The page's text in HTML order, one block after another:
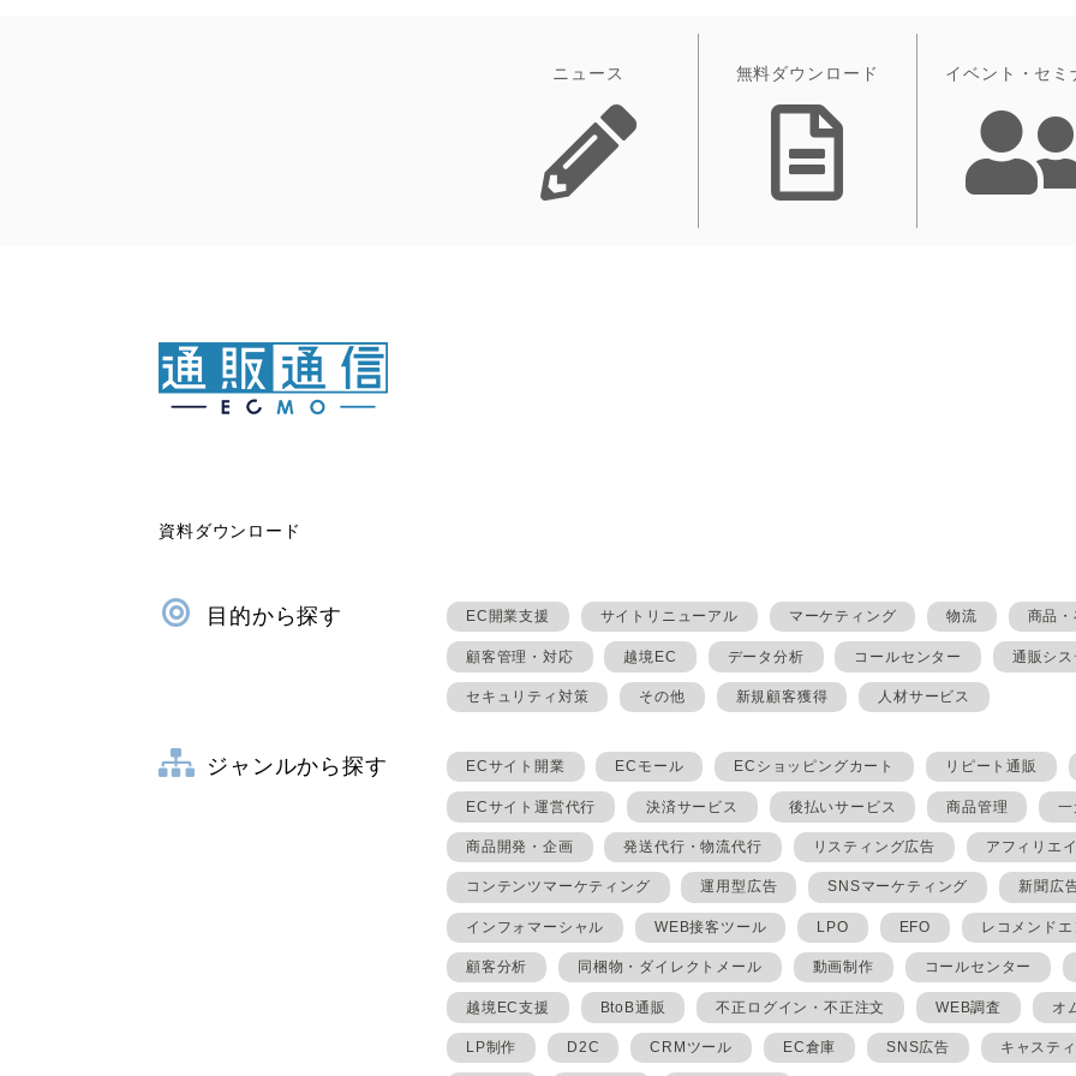
ニュース 無料ダウンロード イベント・セミ
資料ダウンロード
目的から探す EC開業支援 サイトリニューアル マーケティング 物流 商品
顧客管理・対応 越境EC データ分析 コールセンター 通販シ
セキュリティ対策 その他 新規顧客獲得 人材サービス
ジャンルから探す ECサイト開業 ECモール ECショッピングカート リピート通販
ECサイト運営代行 決済サービス 後払いサービス 商品管理
商品開発・企画 発送代行・物流代行 リスティング広告 アフィリエ
コンテンツマーケティング 運用型広告 SNSマーケティング 新聞広
インフォマーシャル WEB接客ツール LPO EFO レコメンド
顧客分析 同梱物・ダイレクトメール 動画制作 コールセンター
越境EC支援 BtoB通販 不正ログイン・不正注文 WEB調査 オ
LP制作 D2C CRMツール EC倉庫 SNS広告 キャステ